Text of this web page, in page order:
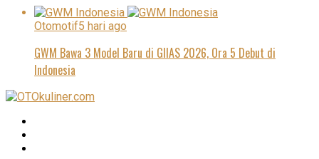
Otomotif5 hari ago
GWM Bawa 3 Model Baru di GIIAS 2026, Ora 5 Debut di
Indonesia